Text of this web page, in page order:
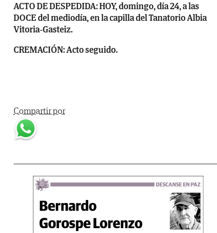
ACTO DE DESPEDIDA: HOY, domingo, día 24, a las
DOCE del mediodía, en la capilla del Tanatorio Albia
Vitoria-Gasteiz.
CREMACIÓN: Acto seguido.
Compartir por